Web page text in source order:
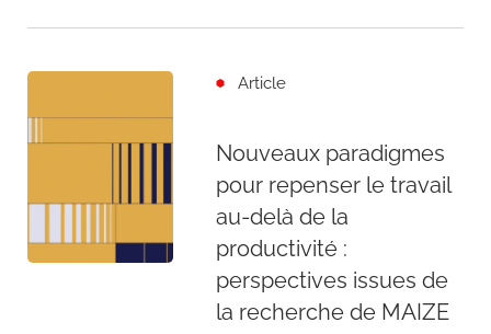
Article
Nouveaux paradigmes
pour repenser le travail
au-delà de la
productivité :
perspectives issues de
la recherche de MAIZE